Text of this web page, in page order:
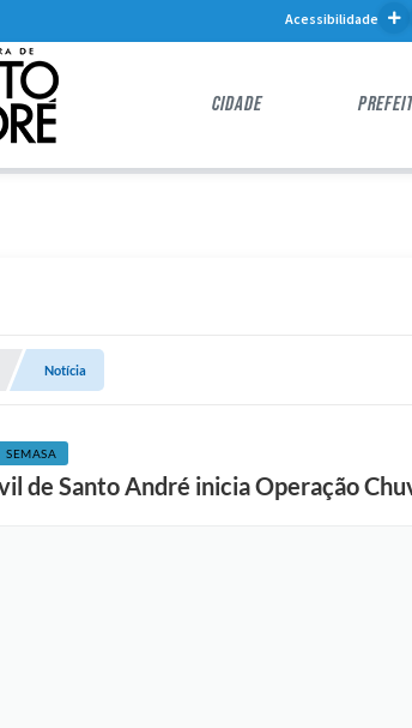
Acessibilidade
CIDADE
Notícia
SEMASA
de Santo André inicia Operação